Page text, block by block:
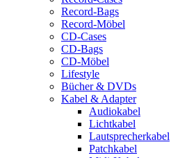
Record-Bags
Record-Möbel
CD-Cases
CD-Bags
CD-Möbel
Lifestyle
Bücher & DVDs
Kabel & Adapter
Audiokabel
Lichtkabel
Lautsprecherkabel
Patchkabel